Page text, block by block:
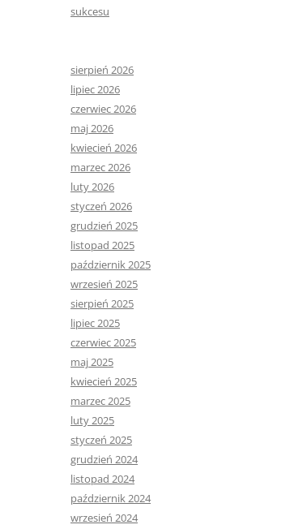
sukcesu
sierpień 2026
lipiec 2026
czerwiec 2026
maj 2026
kwiecień 2026
marzec 2026
luty 2026
styczeń 2026
grudzień 2025
listopad 2025
październik 2025
wrzesień 2025
sierpień 2025
lipiec 2025
czerwiec 2025
maj 2025
kwiecień 2025
marzec 2025
luty 2025
styczeń 2025
grudzień 2024
listopad 2024
październik 2024
wrzesień 2024